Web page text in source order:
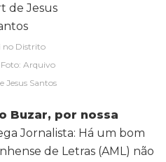
no Distrito
Foto: Arquivo
Jesus Santos
Buzar, por nossa
Jornalista: Há um bom
de Letras (AML) não